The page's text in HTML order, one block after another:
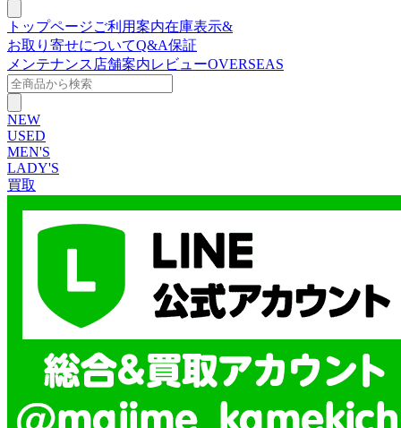
トップページご利用案内在庫表示&
お取り寄せについてQ&A保証
メンテナンス 店舗案内レビューOVERSEAS
NEW
USED
MEN'S
LADY'S
買取